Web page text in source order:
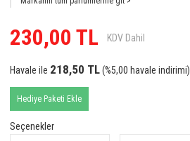
230,00 TL KDV Dahil
Havale ile 218,50 TL(%5,00 havale indirimi)
Hediye Paketi Ekle
Seçenekler